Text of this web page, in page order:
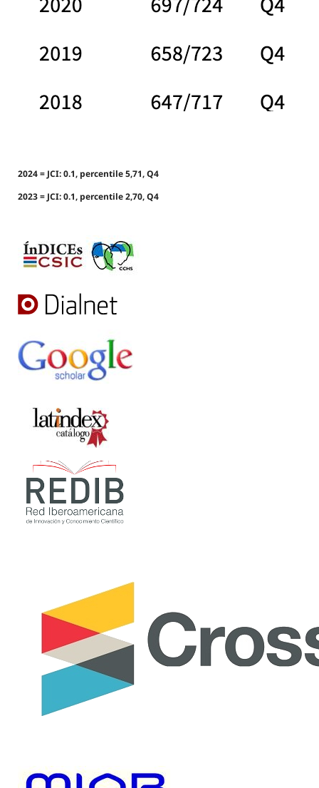
2024 = JCI: 0.1, percentile 5,71, Q4
2023 = JCI: 0.1, percentile 2,70, Q4